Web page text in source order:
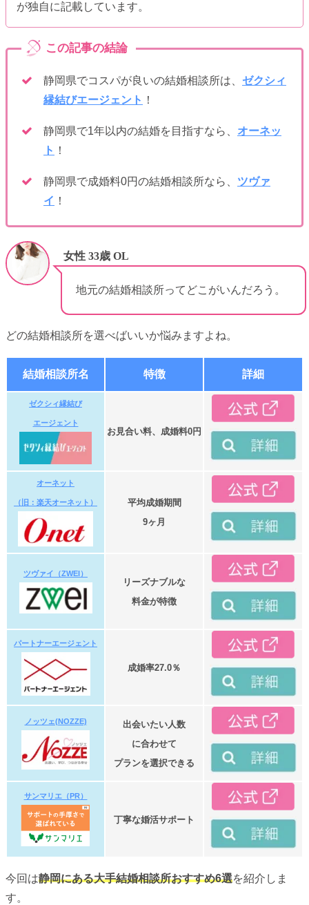
が独自に記載しています。
静岡県でコスパが良いの結婚相談所は、 ゼクシィ
縁結びエージェント ！
静岡県で1年以内の結婚を目指すなら、 オーネッ
ト ！
静岡県で成婚料0円の結婚相談所なら、 ツヴァ
イ ！
女性 33歳 OL
地元の結婚相談所ってどこがいんだろう。
どの結婚相談所を選べばいいか悩みますよね。
結婚相談所名 特徴 詳細
ゼクシィ縁結び
エージェント
お見合い料、成婚料0円
オーネット
（旧：楽天オーネット）
平均成婚期間
9ヶ月
ツヴァイ（ZWEI）
リーズナブルな
料金が特徴
パートナーエージェント
成婚率27.0％
ノッツェ(NOZZE)
出会いたい人数
に合わせて
プランを選択できる
サンマリエ（PR）
丁寧な婚活サポート
今回は静岡にある大手結婚相談所おすすめ6選を紹介しま
す。